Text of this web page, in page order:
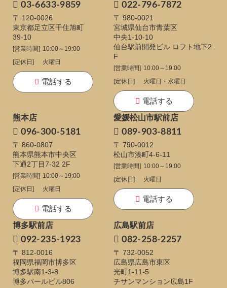
03-6633-9859
〒 120-0026
東京都足立区千住旭町
39-10
[営業時間] 10:00～19:00
[定休日]
火曜日
電話する
022-796-7872
〒 980-0021
宮城県仙台市青葉区
中央1-10-10
仙台駅前開発ビル ロフト地下2
F
[営業時間] 10:00～19:00
[定休日]
火曜日・水曜日
電話する
熊本店
096-300-5181
〒 860-0807
熊本県熊本市中央区
下通2丁目7-32 2F
[営業時間] 10:00～19:00
[定休日]
火曜日
電話する
愛媛松山市駅前店
089-903-8811
〒 790-0012
松山市湊町4-6-11
[営業時間] 10:00～19:00
[定休日]
火曜日
電話する
博多駅前店
092-235-1923
〒 812-0016
福岡県福岡市博多区
博多駅南1-3-8
博多パールビル806
広島駅前店
082-258-2257
〒 732-0052
広島県広島市東区
光町1-11-5
チサンマンション広島1F